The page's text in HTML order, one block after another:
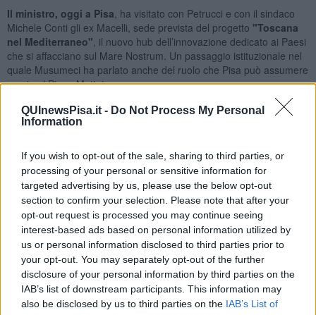
QUInewsPisa.it - Do Not Process My Personal
Information
If you wish to opt-out of the sale, sharing to third parties, or
processing of your personal or sensitive information for
targeted advertising by us, please use the below opt-out
section to confirm your selection. Please note that after your
opt-out request is processed you may continue seeing
interest-based ads based on personal information utilized by
us or personal information disclosed to third parties prior to
your opt-out. You may separately opt-out of the further
disclosure of your personal information by third parties on the
IAB’s list of downstream participants. This information may
also be disclosed by us to third parties on the IAB’s List of
Il ministro, oggi a Pisa , ha visitato con Petrucci e con il sindaco
Michele Conti gli ex Macelli, sede prevista del progetto "Toscana
nel Mediterraneo" , il nuovo hub dell’innovazione dedicato ai Paesi
che si affacciano sul Mare Nostrum. Un passaggio istituzionale nel
quale Musumeci ha parlato anche del ruolo che Pisa può assumere
grazie al Piano Mattei.
guardare avanti con prospettive di crescita: Pisa ha tutti i
numeri per candidarsi a essere il cuore del Mediterraneo per
l'innovazione anche grazie al Piano Mattei del nostro
Governo",ha dichiarato il ministro.
Nel corso della visita, Musumeci ha indicato Pisa come possibile
luogo di incontro e di sviluppo di nuove competenze. "Questa città
può davvero essere un luogo di incontro, una fucina per nuove
abilità professionali, anche legate all'Ia, alle strategie dei nuovi
rapporti con il mare e può legittimare una mobilitazione non solo
dell'Ateneo pisano, ma anche di quello fiorentino", ha aggiunto.